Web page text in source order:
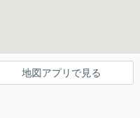
地図アプリで見る